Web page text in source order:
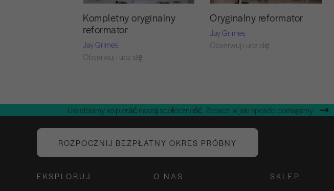
Kompletny oryginalny
reformator
Jay Grimes
Obserwuj i ucz się
Oryginalny reformator
Jay Grimes
Obserwuj i ucz się
Uwielbiamy wspierać naszą społeczność. Zobacz, w jaki sposób pomagamy.
ROZPOCZNIJ BEZPŁATNY OKRES PRÓBNY
EKSPLORUJ O NAS SKLEP